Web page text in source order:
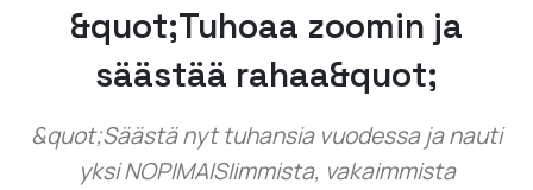
&quot;Tuhoaa zoomin ja
säästää rahaa&quot;
&quot;Säästä nyt tuhansia vuodessa ja nauti
yksi NOPIMAISIimmista, vakaimmista